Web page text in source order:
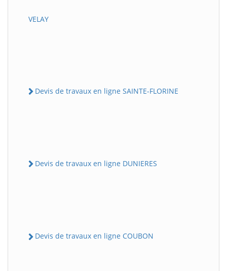
VELAY
Devis de travaux en ligne SAINTE-FLORINE
Devis de travaux en ligne DUNIERES
Devis de travaux en ligne COUBON